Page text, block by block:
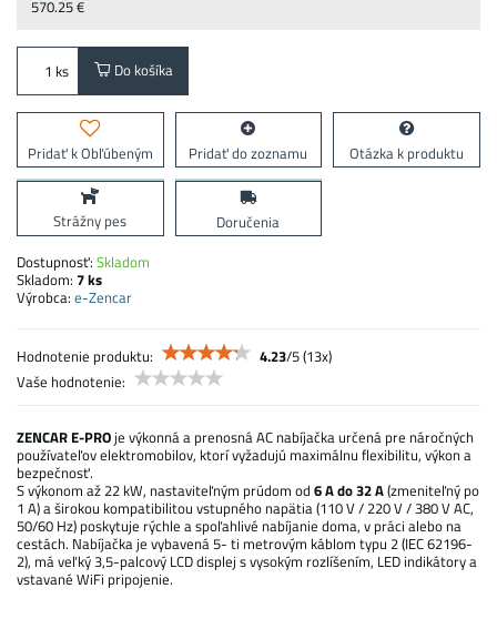
570.25 €
ks Do košíka
Pridať k Obľúbeným Pridať do zoznamu Otázka k produktu
Strážny pes
Doručenia
Dostupnosť: Skladom
Skladom: 7ks
Výrobca: e-Zencar
Hodnotenie produktu: 4.23/5(13x)
Vaše hodnotenie:
ZENCAR E-PRO je výkonná a prenosná AC nabíjačka určená pre náročných
používateľov elektromobilov, ktorí vyžadujú maximálnu flexibilitu, výkon a
bezpečnosť.
S výkonom až 22 kW, nastaviteľným prúdom od 6 A do 32 A(zmeniteľný po
1 A) a širokou kompatibilitou vstupného napätia (110 V / 220 V / 380 V AC,
50/60 Hz) poskytuje rýchle a spoľahlivé nabíjanie doma, v práci alebo na
cestách. Nabíjačka je vybavená 5- ti metrovým káblom typu 2 (IEC 62196-
2), má veľký 3,5-palcový LCD displej s vysokým rozlíšením, LED indikátory a
vstavané WiFi pripojenie.